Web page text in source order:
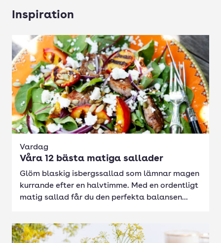
Inspiration
Vardag
Våra 12 bästa matiga sallader
Glöm blaskig isbergssallad som lämnar magen
kurrande efter en halvtimme. Med en ordentligt
matig sallad får du den perfekta balansen...